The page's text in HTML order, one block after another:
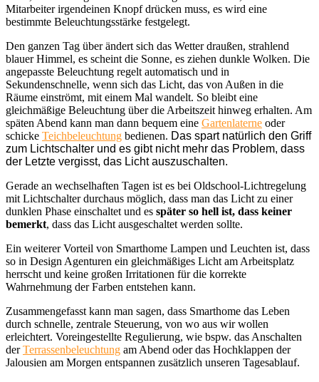
Mitarbeiter irgendeinen Knopf drücken muss, es wird eine
bestimmte Beleuchtungsstärke festgelegt.
Den ganzen Tag über ändert sich das Wetter draußen, strahlend
blauer Himmel, es scheint die Sonne, es ziehen dunkle Wolken. Die
angepasste Beleuchtung regelt automatisch und in
Sekundenschnelle, wenn sich das Licht, das von Außen in die
Räume einströmt, mit einem Mal wandelt. So bleibt eine
gleichmäßige Beleuchtung über die Arbeitszeit hinweg erhalten. Am
späten Abend kann man dann bequem eine Gartenlaterne oder
schicke Teichbeleuchtung bedienen. Das spart natürlich den Griff
zum Lichtschalter und es gibt nicht mehr das Problem, dass
der Letzte vergisst, das Licht auszuschalten.
Gerade an wechselhaften Tagen ist es bei Oldschool-Lichtregelung
mit Lichtschalter durchaus möglich, dass man das Licht zu einer
dunklen Phase einschaltet und es später so hell ist, dass keiner
bemerkt, dass das Licht ausgeschaltet werden sollte.
Ein weiterer Vorteil von Smarthome Lampen und Leuchten ist, dass
so in Design Agenturen ein gleichmäßiges Licht am Arbeitsplatz
herrscht und keine großen Irritationen für die korrekte
Wahrnehmung der Farben entstehen kann.
Zusammengefasst kann man sagen, dass Smarthome das Leben
durch schnelle, zentrale Steuerung, von wo aus wir wollen
erleichtert. Voreingestellte Regulierung, wie bspw. das Anschalten
derTerrassenbeleuchtung am Abend oder das Hochklappen der
Jalousien am Morgen entspannen zusätzlich unseren Tagesablauf.